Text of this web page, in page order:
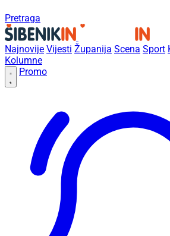
Pretraga
Najnovije Vijesti Županija Scena Sport
Kolumne
Promo